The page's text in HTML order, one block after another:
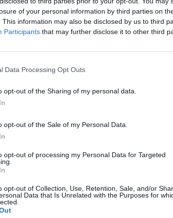
of your personal information by third parties on
This information may also be disclosed by us to third
Participants that may further disclose it to other third
Data Processing Opt Outs
opt-out of the Sharing of my personal data.
opt-out of the Sale of my Personal Data.
opt-out of processing my Personal Data for Targeted
opt-out of Collection, Use, Retention, Sale, and/or
Data that Is Unrelated with the Purposes for
álló feladatokat, valamint az Európai Unió jövőjét
közzétett beszámolójában Magyar Péter leírta,
portfolio.hu hírarchívumához tartozik, melynek
tartalmazza:
cikkarchívum